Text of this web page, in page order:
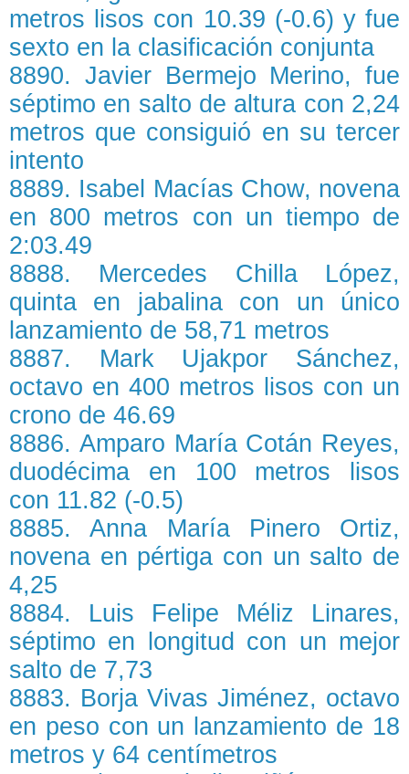
metros lisos con 10.39 (-0.6) y fue
sexto en la clasificación conjunta
8890. Javier Bermejo Merino, fue
séptimo en salto de altura con 2,24
metros que consiguió en su tercer
intento
8889. Isabel Macías Chow, novena
en 800 metros con un tiempo de
2:03.49
8888. Mercedes Chilla López,
quinta en jabalina con un único
lanzamiento de 58,71 metros
8887. Mark Ujakpor Sánchez,
octavo en 400 metros lisos con un
crono de 46.69
8886. Amparo María Cotán Reyes,
duodécima en 100 metros lisos
con 11.82 (-0.5)
8885. Anna María Pinero Ortiz,
novena en pértiga con un salto de
4,25
8884. Luis Felipe Méliz Linares,
séptimo en longitud con un mejor
salto de 7,73
8883. Borja Vivas Jiménez, octavo
en peso con un lanzamiento de 18
metros y 64 centímetros